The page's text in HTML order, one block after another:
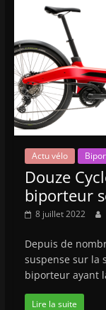
Actu vélo
Douze
biporteur
8 juillet 2022
Depuis de
suspense sur la
biporteur ayant
Lire la suite